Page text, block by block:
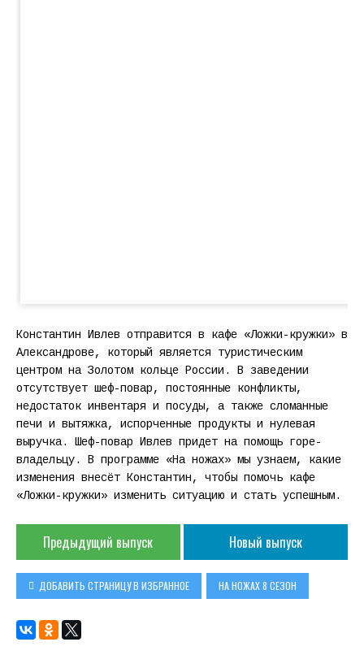
Константин Ивлев отправится в кафе «Ложки-кружки» в
Александрове, который является туристическим
центром на Золотом кольце России. В заведении
отсутствует шеф-повар, постоянные конфликты,
недостаток инвентаря и посуды, а также сломанные
печи и вытяжка, испорченные продукты и нулевая
выручка. Шеф-повар Ивлев придет на помощь горе-
владельцу. В программе «На ножах» мы узнаем, какие
изменения внесёт Константин, чтобы помочь кафе
«Ложки-кружки» изменить ситуацию и стать успешным.
Предыдущий выпуск Новый выпуск
ДОБАВИТЬ СТРАНИЦУ В ИЗБРАННОЕ НА НОЖАХ 8 СЕЗОН